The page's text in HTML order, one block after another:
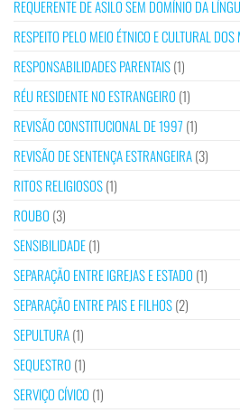
REQUERENTE DE ASILO SEM DOMÍNIO DA
RESPEITO PELO MEIO ÉTNICO E CULTURAL DOS
RESPONSABILIDADES PARENTAIS(1)
RÉU RESIDENTE NO ESTRANGEIRO (1)
REVISÃO CONSTITUCIONAL DE 1997 (1)
REVISÃO DE SENTENÇA ESTRANGEIRA(3)
RITOS RELIGIOSOS(1)
ROUBO (3)
SENSIBILIDADE(1)
SEPARAÇÃO ENTRE IGREJAS E ESTADO (1)
SEPARAÇÃO ENTRE PAIS E FILHOS(2)
SEPULTURA(1)
SEQUESTRO (1)
SERVIÇO CÍVICO (1)